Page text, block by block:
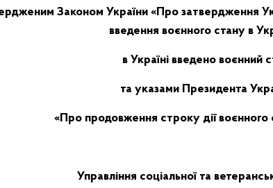
Законом України «Про затвердження
введення воєнного стану в
в Україні введено воєнний
та указами Президента
«Про продовження строку дії воєнного
Управління соціальної та